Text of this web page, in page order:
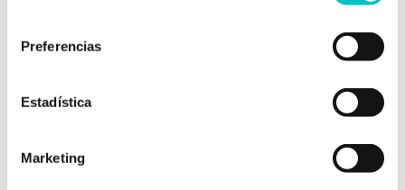
Preferencias
Estadística
Marketing
Lo quiero hacer tan bien, que fallo